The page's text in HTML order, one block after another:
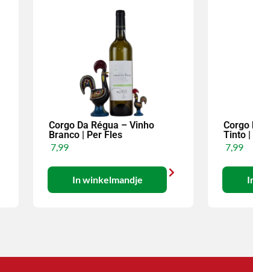
Corgo Da Régua – Vinho
Branco | Per Fles
7,99
In winkelmandje
Corgo
Tinto |
7,99